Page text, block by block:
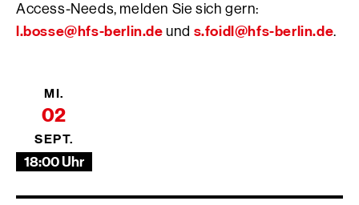
Access-Needs, melden Sie sich gern:
l.bosse@hfs-berlin.de und s.foidl@hfs-berlin.de.
MI.
02
SEPT.
18:00 Uhr